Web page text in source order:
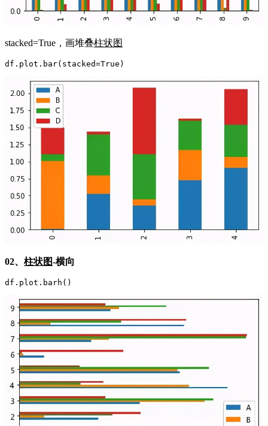
stacked=True，画堆叠柱状图
df.plot.bar(stacked=True)
02、 柱状图-横向
df.plot.barh()